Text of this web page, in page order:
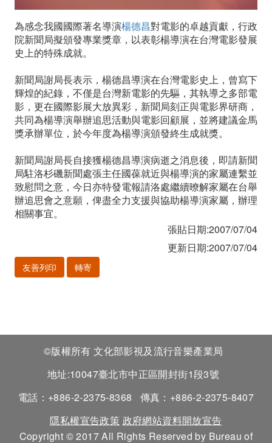
追
思
會，
並
頒
發
獎
章
為感念我國國際著名導演楊德昌對電影的卓越貢獻，行政
院新聞局擬頒發專業獎章，以表彰楊導演在台灣電影發展
史上的特殊成就。
新聞局謝局長表示，楊德昌導演在台灣電影史上，曾寫下
輝煌的紀錄，不僅是台灣新電影的先驅，其執導之多部電
影，更在國際影展大放異彩，新聞局刻正與電影界研商，
共同為楊導演舉辦追思活動與電影回顧展，並將建議金馬
獎承辦單位，於今年度為楊導演頒發終生成就獎。
新聞局謝局長自接獲楊德昌導演病逝之消息後，即請新聞
局駐洛杉磯新聞處張主任國葆就近與楊導演的家屬連繫並
致慰問之意，今日亦特發電報請洛處繼續暸解家屬在台舉
辦追思會之意願，俾盡全力支援與協助楊導演家屬，辦理
相關事宜。
張貼日期:2007/07/04
更新日期:2007/07/04
友善列印 轉寄
©版權所有 文化部影視及流行音樂產業局
地址:10047臺北市中正區開封街1段3號
電話：+886-2-2375-8368
傳真：+886-2-2375-8407
隱私權宣告政策 政府網站資料開放宣告
Copyright © 2017 All Rights Reserved by Bureau of